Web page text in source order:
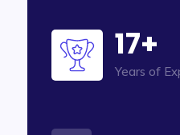
17+
Years of